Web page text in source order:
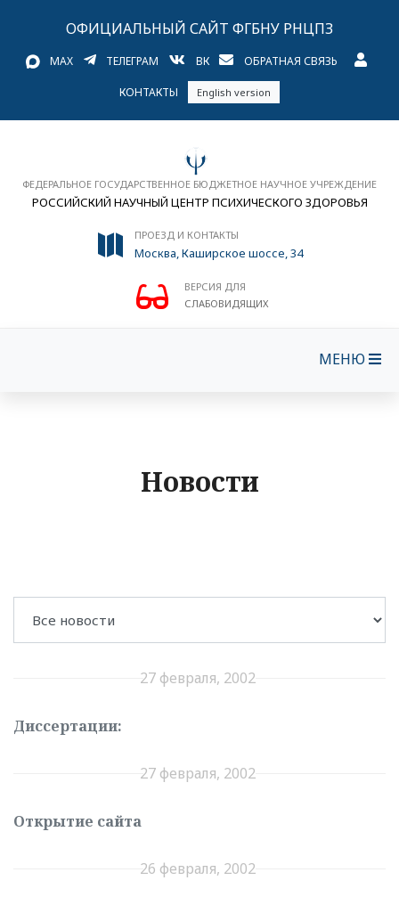
ОФИЦИАЛЬНЫЙ САЙТ ФГБНУ РНЦПЗ
MAX ТЕЛЕГРАМ ВК ОБРАТНАЯ СВЯЗЬ
КОНТАКТЫ English version
ФЕДЕРАЛЬНОЕ ГОСУДАРСТВЕННОЕ БЮДЖЕТНОЕ НАУЧНОЕ УЧРЕЖДЕНИЕ
РОССИЙСКИЙ НАУЧНЫЙ ЦЕНТР ПСИХИЧЕСКОГО ЗДОРОВЬЯ
ПРОЕЗД И КОНТАКТЫ
Москва, Каширское шоссе, 34
ВЕРСИЯ ДЛЯ
СЛАБОВИДЯЩИХ
МЕНЮ
Новости
27 февраля, 2002
Диссертации:
27 февраля, 2002
Открытие сайта
26 февраля, 2002